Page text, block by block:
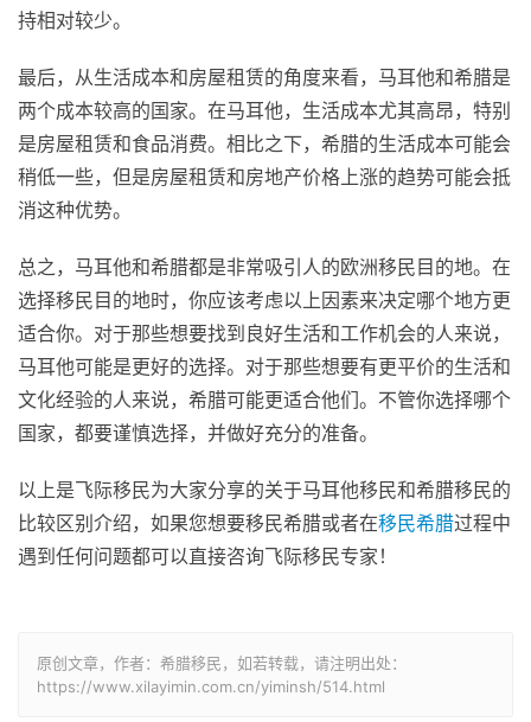
持相对较少。
最后，从生活成本和房屋租赁的角度来看，马耳他和希腊是
两个成本较高的国家。在马耳他，生活成本尤其高昂，特别
是房屋租赁和食品消费。相比之下，希腊的生活成本可能会
稍低一些，但是房屋租赁和房地产价格上涨的趋势可能会抵
消这种优势。
总之，马耳他和希腊都是非常吸引人的欧洲移民目的地。在
选择移民目的地时，你应该考虑以上因素来决定哪个地方更
适合你。对于那些想要找到良好生活和工作机会的人来说，
马耳他可能是更好的选择。对于那些想要有更平价的生活和
文化经验的人来说，希腊可能更适合他们。不管你选择哪个
国家，都要谨慎选择，并做好充分的准备。
以上是飞际移民为大家分享的关于马耳他移民和希腊移民的
比较区别介绍，如果您想要移民希腊或者在移民希腊过程中
遇到任何问题都可以直接咨询飞际移民专家！
原创文章，作者：希腊移民，如若转载，请注明出处：
https://www.xilayimin.com.cn/yiminsh/514.html